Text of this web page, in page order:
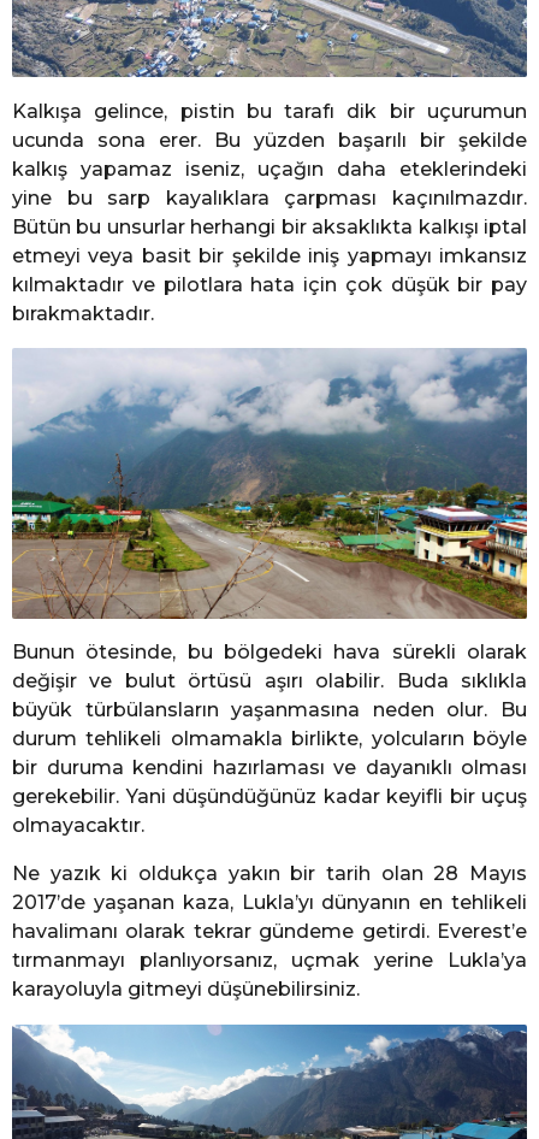
Kalkışa gelince, pistin bu tarafı dik bir uçurumun
ucunda sona erer. Bu yüzden başarılı bir şekilde
kalkış yapamaz iseniz, uçağın daha eteklerindeki
yine bu sarp kayalıklara çarpması kaçınılmazdır.
Bütün bu unsurlar herhangi bir aksaklıkta kalkışı iptal
etmeyi veya basit bir şekilde iniş yapmayı imkansız
kılmaktadır ve pilotlara hata için çok düşük bir pay
bırakmaktadır.
Bunun ötesinde, bu bölgedeki hava sürekli olarak
değişir ve bulut örtüsü aşırı olabilir. Buda sıklıkla
büyük türbülansların yaşanmasına neden olur. Bu
durum tehlikeli olmamakla birlikte, yolcuların böyle
bir duruma kendini hazırlaması ve dayanıklı olması
gerekebilir. Yani düşündüğünüz kadar keyifli bir uçuş
olmayacaktır.
Ne yazık ki oldukça yakın bir tarih olan 28 Mayıs
2017’de yaşanan kaza, Lukla’yı dünyanın en tehlikeli
havalimanı olarak tekrar gündeme getirdi. Everest’e
tırmanmayı planlıyorsanız, uçmak yerine Lukla’ya
karayoluyla gitmeyi düşünebilirsiniz.